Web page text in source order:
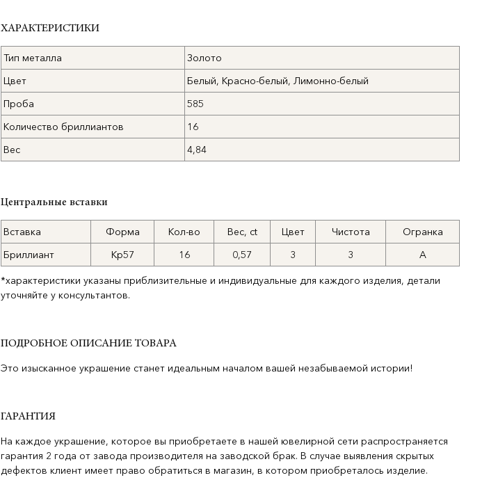
ХАРАКТЕРИСТИКИ
Тип металла
Золото
Цвет
Белый, Красно-белый, Лимонно-белый
Проба
585
Количество бриллиантов
16
Вес
4,84
Центральные вставки
Вставка Форма Кол-во Вес, ct Цвет Чистота
Огранка
Бриллиант
Кр57 16 0,57 3 3 А
*характеристики указаны приблизительные и индивидуальные для каждого изделия, детали
уточняйте у консультантов.
ПОДРОБНОЕ ОПИСАНИЕ ТОВАРА
Это изысканное украшение станет идеальным началом вашей незабываемой истории!
ГАРАНТИЯ
На каждое украшение, которое вы приобретаете в нашей ювелирной сети распространяется
гарантия 2 года от завода производителя на заводской брак. В случае выявления скрытых
дефектов клиент имеет право обратиться в магазин, в котором приобреталось изделие.